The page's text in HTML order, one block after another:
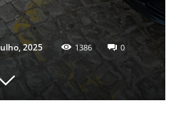
2025 1386 0